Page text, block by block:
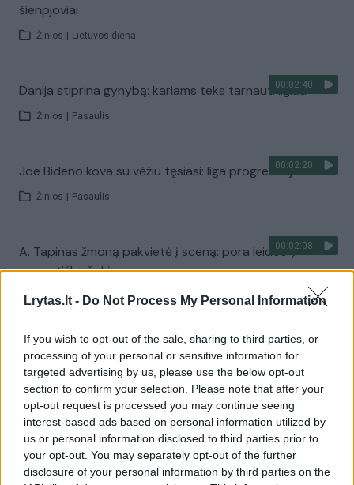
Lrytas.lt - Do Not Process My Personal Information
If you wish to opt-out of the sale, sharing to third parties, or
processing of your personal or sensitive information for
targeted advertising by us, please use the below opt-out
section to confirm your selection. Please note that after your
opt-out request is processed you may continue seeing
interest-based ads based on personal information utilized by
us or personal information disclosed to third parties prior to
your opt-out. You may separately opt-out of the further
disclosure of your personal information by third parties on the
šienpjoviai
Žinios Lietuvos diena
00:02:40
Danija stiprina gynybą: kariams teks tarnauti ilgiau
Žinios Pasaulis
00:02:20
Joe Bideno kova su vėžiu tęsiasi: liga progresuoja
Žinios Pasaulis
00:02:08
A. Tapinas žmoną pakvietė į sceną: pora leidosi į
romantišką šokį
Žinios | Pramogos
Visi įrašai
Žiūrimiausi įrašai
00:00:30
Vaizdai iš tragiškos avarijos Vilniaus r.: dviejų moterų ir